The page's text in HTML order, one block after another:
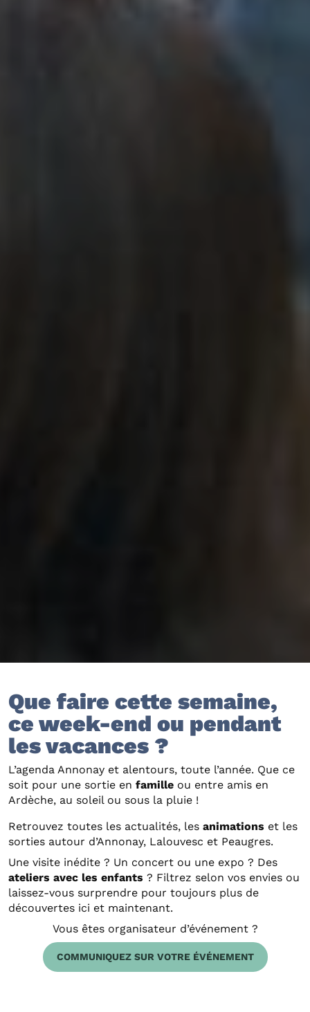
Que faire cette semaine,
ce week-end ou pendant
les vacances ?
L’agenda Annonay et alentours, toute l’année. Que ce
soit pour une sortie en famille ou entre amis en
Ardèche, au soleil ou sous la pluie !
Retrouvez toutes les actualités, les animations et les
sorties autour d’Annonay, Lalouvesc et Peaugres.
Une visite inédite ? Un concert ou une expo ? Des
ateliers avec les enfants ? Filtrez selon vos envies ou
laissez-vous surprendre pour toujours plus de
découvertes ici et maintenant.
Vous êtes organisateur d’événement ?
COMMUNIQUEZ SUR VOTRE ÉVÉNEMENT